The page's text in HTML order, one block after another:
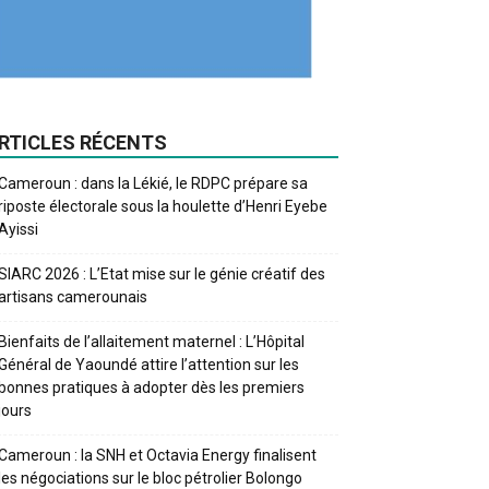
RÉCENTS
: dans la Lékié, le RDPC prépare sa
électorale sous la houlette d’Henri Eyebe
2026 : L’Etat mise sur le génie créatif des
camerounais
de l’allaitement maternel : L’Hôpital
de Yaoundé attire l’attention sur les
pratiques à adopter dès les premiers
: la SNH et Octavia Energy finalisent
négociations sur le bloc pétrolier Bolongo